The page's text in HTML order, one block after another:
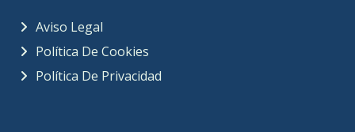
Aviso Legal
Política De Cookies
Política De Privacidad